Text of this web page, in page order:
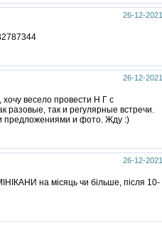
26-12-2021
26-12-2021
весело провести Н Г с
разовые, так и регулярные встречи.
предложениями и фото. Жду :)
26-12-2021
на місяць чи більше, після 10-